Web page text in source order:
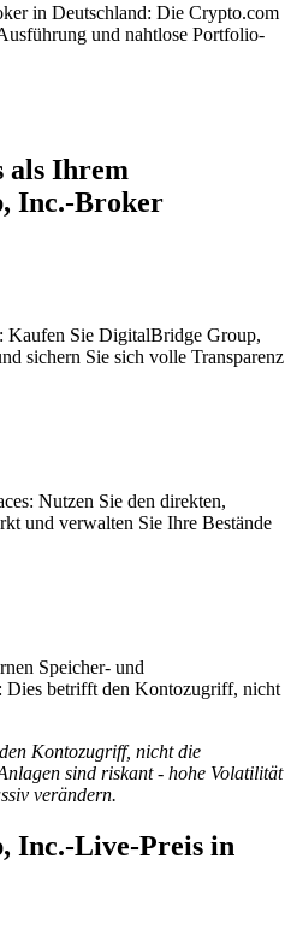
in Deutschland: Die Crypto.com
und nahtlose Portfolio-
als Ihrem
Inc.-Broker
Kaufen Sie DigitalBridge Group,
sichern Sie sich volle Transparenz
Nutzen Sie den direkten,
und verwalten Sie Ihre Bestände
Speicher- und
Dies betrifft den Kontozugriff, nicht
Kontozugriff, nicht die
sind riskant - hohe Volatilität
verändern.
Inc.-Live-Preis in